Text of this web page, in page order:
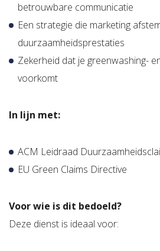
betrouwbare communicatie
Een strategie die marketing
duurzaamheidsprestaties
Zekerheid dat je greenwashing-
voorkomt
In lijn met:
ACM Leidraad
EU Green Claims Directive
Voor wie is dit bedoeld?
Deze dienst is ideaal voor: